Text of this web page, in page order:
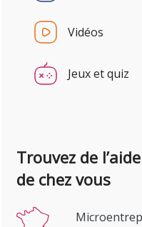
Vidéos
Jeux et quiz
Trouvez de
de chez vous